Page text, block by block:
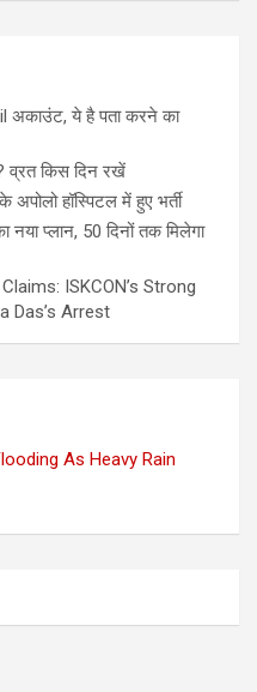
अकाउंट, ये है पता करने का
व्रत किस दिन रखें
हॉस्पिटल में हुए भर्ती
प्लान, 50 दिनों तक मिलेगा
ISKCON’s Strong
Das’s Arrest
As Heavy Rain